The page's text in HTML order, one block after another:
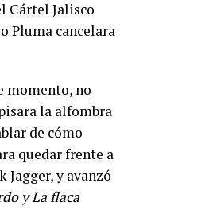
Cártel Jalisco
Pluma cancelara
momento, no
la alfombra
de cómo
quedar frente a
y avanzó
y La flaca